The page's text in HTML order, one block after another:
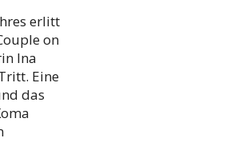
erlitt
on
Ina
Eine
das